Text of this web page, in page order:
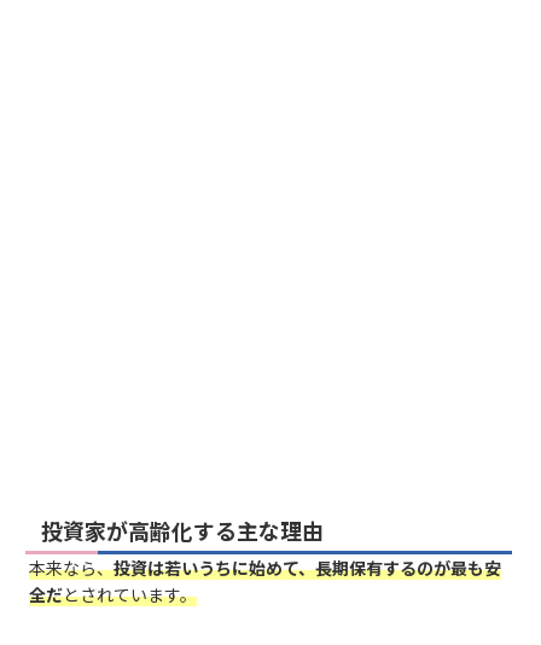
投資家が高齢化する主な理由
本来なら、投資は若いうちに始めて、長期保有するのが最も安
全だとされています。